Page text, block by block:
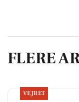
FLERE
VEJRET